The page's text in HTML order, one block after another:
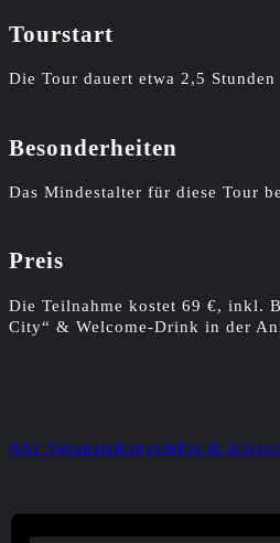
Tourstart
Die Tour dauert etwa 2,5 Stunden
Besonderheiten
Das Mindestalter für diese Tour
Preis
Die Teilnahme kostet 69 €, inkl.
City“ & Welcome-Drink in der
Alle Veranstaltungsinfos & Ablauf